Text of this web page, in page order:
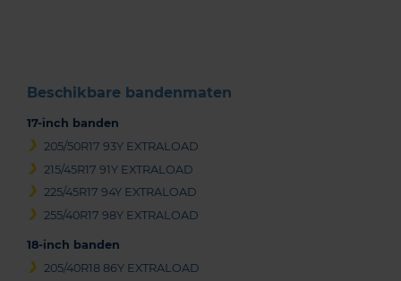
Beschikbare bandenmaten
17-inch banden
205/50R17 93Y EXTRALOAD
215/45R17 91Y EXTRALOAD
225/45R17 94Y EXTRALOAD
255/40R17 98Y EXTRALOAD
18-inch banden
205/40R18 86Y EXTRALOAD